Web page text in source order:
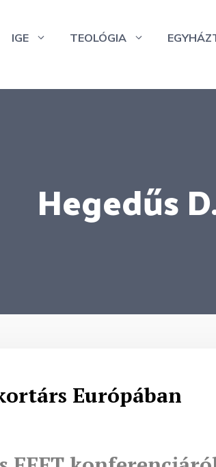
IGE TEOLÓGIA
Hegedűs
Európában